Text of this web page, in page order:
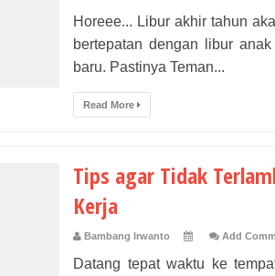
Horeee... Libur akhir tahun
bertepatan dengan libur
baru. Pastinya Teman...
Read More
Tips agar Tidak
Kerja
Bambang Irwanto Add
Datang tepat waktu ke